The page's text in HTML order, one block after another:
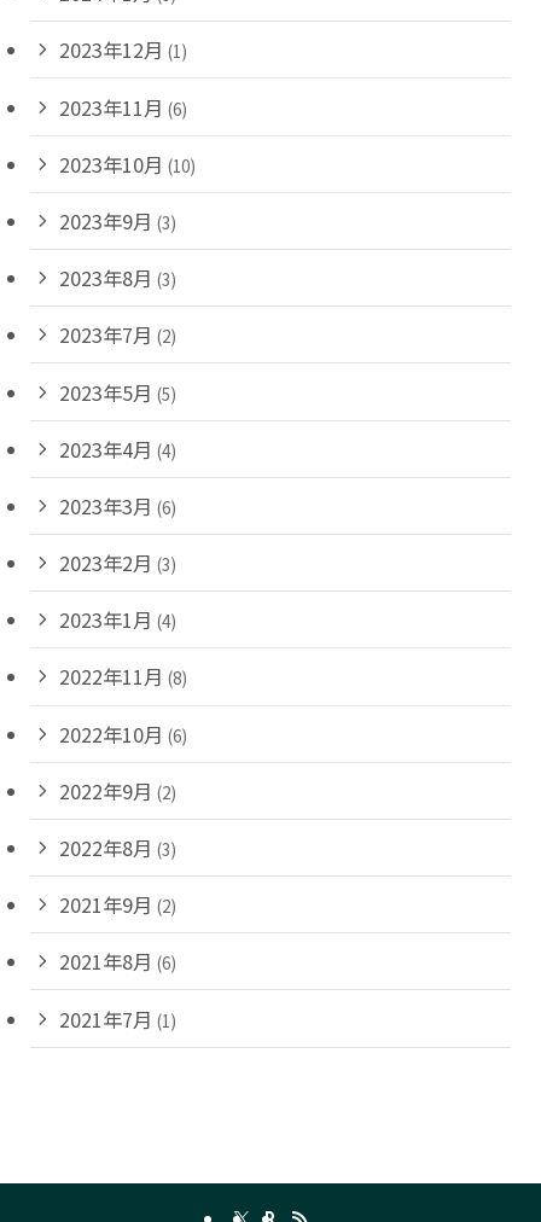
2023年12月 (1)
2023年11月 (6)
2023年10月 (10)
2023年9月 (3)
2023年8月 (3)
2023年7月 (2)
2023年5月 (5)
2023年4月 (4)
2023年3月 (6)
2023年2月 (3)
2023年1月 (4)
2022年11月 (8)
2022年10月 (6)
2022年9月 (2)
2022年8月 (3)
2021年9月 (2)
2021年8月 (6)
2021年7月 (1)